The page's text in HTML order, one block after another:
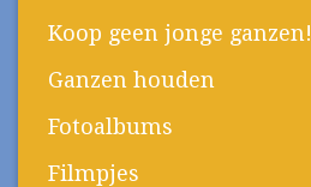
Koop geen jonge ganzen!
Ganzen houden
Fotoalbums
Filmpjes